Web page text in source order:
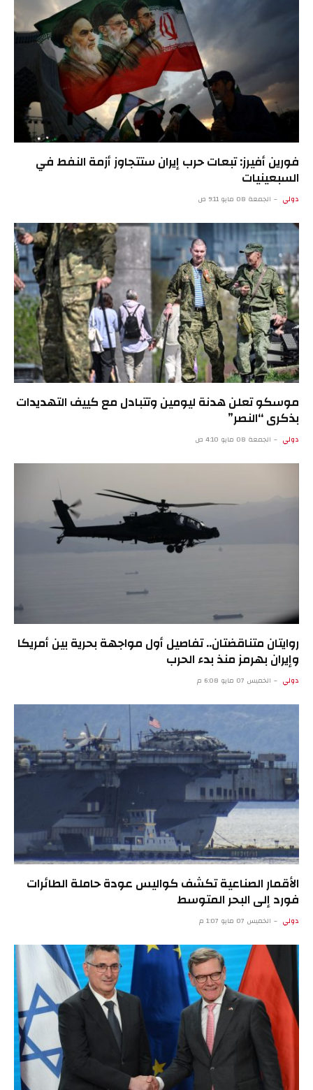
فورين أفيرز: تبعات حرب إيران ستتجاوز أزمة النفط في
السبعينيات
دولي الجمعة 08 مايو 9:11 ص
موسكو تعلن هدنة ليومين وتتبادل مع كييف التهديدات
بذكرى “النصر”
دولي الجمعة 08 مايو 4:10 ص
روايتان متناقضتان.. تفاصيل أول مواجهة بحرية بين أمريكا
وإيران بهرمز منذ بدء الحرب
دولي الخميس 07 مايو 6:08 م
الأقمار الصناعية تكشف كواليس عودة حاملة الطائرات
فورد إلى البحر المتوسط
دولي الخميس 07 مايو 1:07 م